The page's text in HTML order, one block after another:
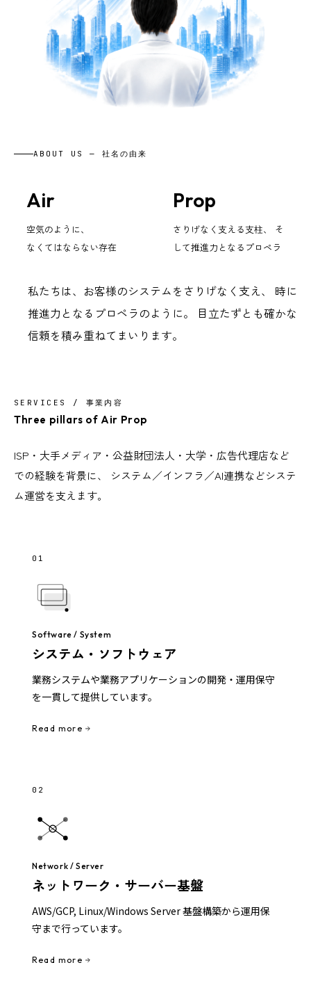
ABOUT US — 社名の由来
Air
空気のように、
なくてはならない存在
Prop
さりげなく支える支柱、 そ
して推進力となるプロペラ
私たちは、お客様のシステムをさりげなく支え、 時に
推進力となるプロペラのように。 目立たずとも確かな
信頼を積み重ねてまいります。
SERVICES / 事業内容
Three pillars of Air Prop
ISP・大手メディア・公益財団法人・大学・広告代理店など
での経験を背景に、 システム／インフラ／AI連携などシステ
ム運営を支えます。
01
Software / System
システム・ソフトウェア
業務システムや業務アプリケーションの開発・運用保守
を一貫して提供しています。
Read more
02
Network / Server
ネットワーク・サーバー基盤
AWS/GCP, Linux/Windows Server 基盤構築から運用保
守まで行っています。
Read more